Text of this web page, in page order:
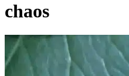
chaos